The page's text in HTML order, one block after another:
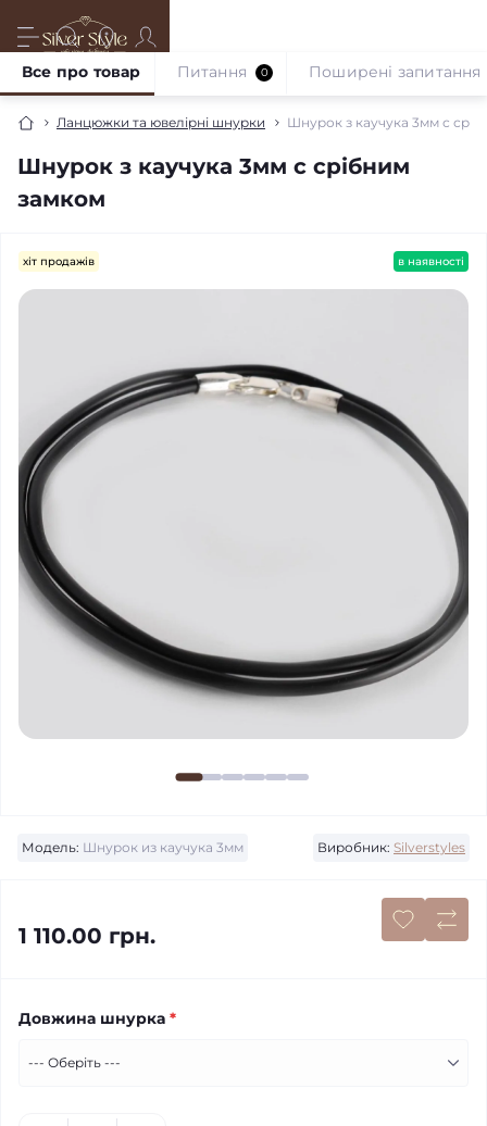
Ланцюжки та ювелірні шнурки Шнурок з каучука 3мм с
Шнурок з каучука 3мм с срібним
замком
Все про товар Питання 0 Поширені запитання
хіт продажів в наявності
Модель: Шнурок из каучука 3мм Виробник: Silverstyles
1 110.00 грн.
Довжина шнурка *